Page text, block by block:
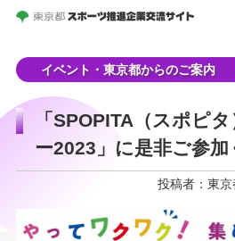
イベント・東京都からのご案内
「SPOPITA（スポピ
ー2023」に是非ご参加
投稿者：東京